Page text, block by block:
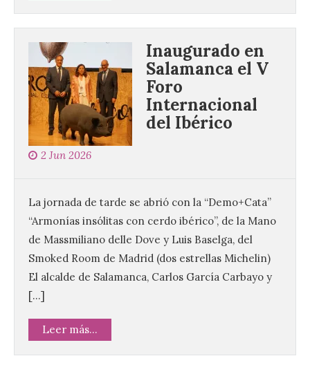
Inaugurado en
Salamanca el V
Foro
Internacional
del Ibérico
2 Jun 2026
La jornada de tarde se abrió con la “Demo+Cata”
“Armonías insólitas con cerdo ibérico”, de la Mano
de Massmiliano delle Dove y Luis Baselga, del
Smoked Room de Madrid (dos estrellas Michelin)
El alcalde de Salamanca, Carlos García Carbayo y
[…]
Leer más...
La decimoctava fotografía
de León de…viaje nos llega
desde la sede del
7 Ago 2026
Nueva edición de León
de…viaje. Una iniciativa
organizado por la sección
Turismo, Ocio e Información para
jóvenes “Enredando.info”. . La
nos […]